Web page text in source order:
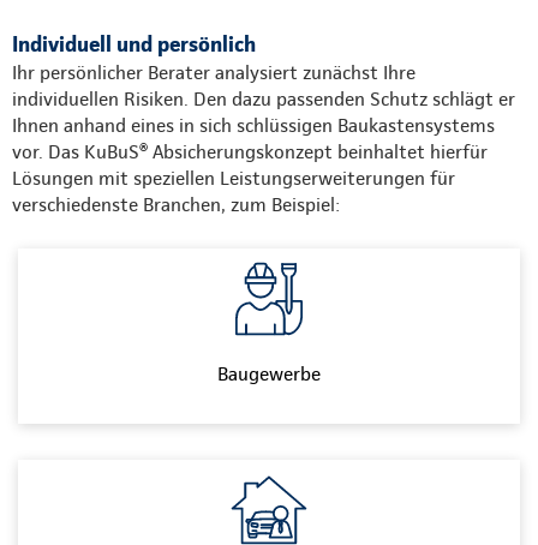
Individuell und persönlich
Ihr persönlicher Berater analysiert zunächst Ihre
individuellen Risiken. Den dazu passenden Schutz schlägt er
Ihnen anhand eines in sich schlüssigen Baukastensystems
vor. Das KuBuS® Absicherungskonzept beinhaltet hierfür
Lösungen mit speziellen Leistungserweiterungen für
verschiedenste Branchen, zum Beispiel:
Baugewerbe